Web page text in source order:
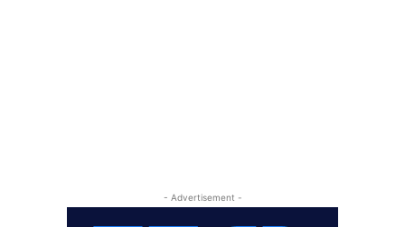
- Advertisement -